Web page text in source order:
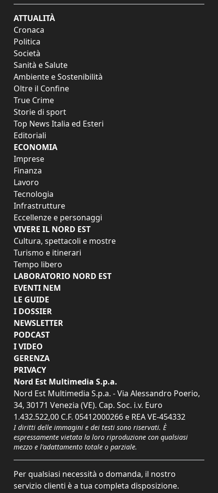
ATTUALITÀ
Cronaca
Politica
Società
Sanità e Salute
Ambiente e Sostenibilità
Oltre il Confine
True Crime
Storie di sport
Top News Italia ed Esteri
Editoriali
ECONOMIA
Imprese
Finanza
Lavoro
Tecnologia
Infrastrutture
Eccellenze e personaggi
VIVERE IL NORD EST
Cultura, spettacoli e mostre
Turismo e itinerari
Tempo libero
LABORATORIO NORD EST
EVENTI NEM
LE GUIDE
I DOSSIER
NEWSLETTER
PODCAST
I VIDEO
GERENZA
PRIVACY
Nord Est Multimedia S.p.a.
Nord Est Multimedia S.p.a. - Via Alessandro Poerio,
34, 30171 Venezia (VE). Cap. Soc. i.v. Euro
1.432.522,00 C.F. 05412000266 e REA VE-454332
I diritti delle immagini e dei testi sono riservati. È
espressamente vietata la loro riproduzione con qualsiasi
mezzo e l'adattamento totale o parziale.
Per qualsiasi necessità o domanda, il nostro
servizio clienti è a tua completa disposizione.